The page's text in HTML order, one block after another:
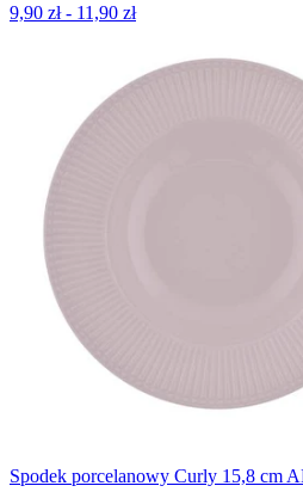
9,90 zł - 11,90 zł
Spodek porcelanowy Curly 15,8 cm